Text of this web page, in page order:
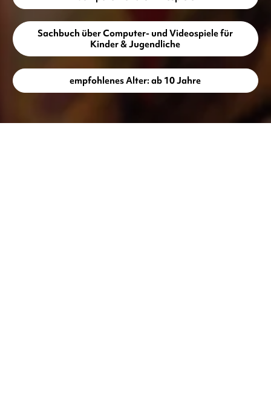
Sachbuch über Computer- und Videospiele für
Kinder & Jugendliche
empfohlenes Alter: ab 10 Jahre